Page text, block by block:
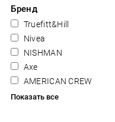
Бренд
Truefitt&Hill
Nivea
NISHMAN
Axe
AMERICAN CREW
Показать все